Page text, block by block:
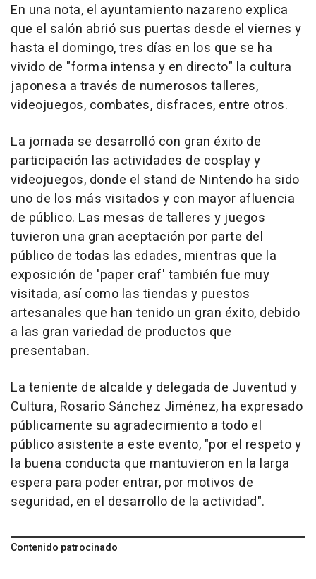
En una nota, el ayuntamiento nazareno explica
que el salón abrió sus puertas desde el viernes y
hasta el domingo, tres días en los que se ha
vivido de "forma intensa y en directo" la cultura
japonesa a través de numerosos talleres,
videojuegos, combates, disfraces, entre otros.
La jornada se desarrolló con gran éxito de
participación las actividades de cosplay y
videojuegos, donde el stand de Nintendo ha sido
uno de los más visitados y con mayor afluencia
de público. Las mesas de talleres y juegos
tuvieron una gran aceptación por parte del
público de todas las edades, mientras que la
exposición de 'paper craf' también fue muy
visitada, así como las tiendas y puestos
artesanales que han tenido un gran éxito, debido
a las gran variedad de productos que
presentaban.
La teniente de alcalde y delegada de Juventud y
Cultura, Rosario Sánchez Jiménez, ha expresado
públicamente su agradecimiento a todo el
público asistente a este evento, "por el respeto y
la buena conducta que mantuvieron en la larga
espera para poder entrar, por motivos de
seguridad, en el desarrollo de la actividad".
Contenido patrocinado